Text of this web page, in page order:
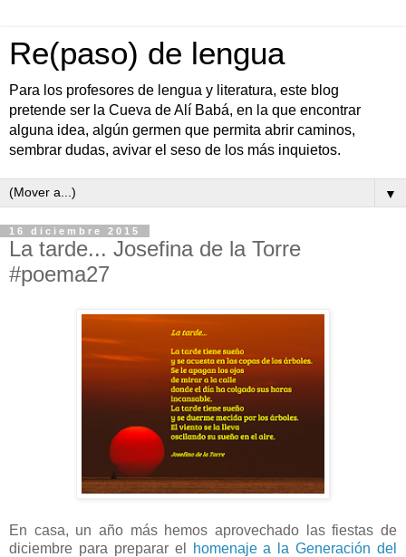
Re(paso) de lengua
Para los profesores de lengua y literatura, este blog
pretende ser la Cueva de Alí Babá, en la que encontrar
alguna idea, algún germen que permita abrir caminos,
sembrar dudas, avivar el seso de los más inquietos.
▼
16 diciembre 2015
La tarde... Josefina de la Torre
#poema27
En casa, un año más hemos aprovechado las fiestas de
diciembre para preparar el
homenaje a la Generación del